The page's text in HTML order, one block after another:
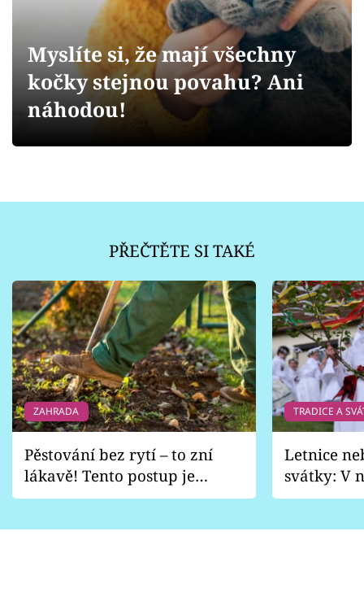
Přihlášení
Sledujte nás
Myslíte si, že mají všechny
kočky stejnou povahu? Ani
náhodou!
PŘEČTĚTE SI TAKÉ
ZAHRADA
Pěstování bez rytí – to zní
lákavě! Tento postup je
vhodný jen pro některé
TRADICE A
Letnice
svátky: V
pondělí